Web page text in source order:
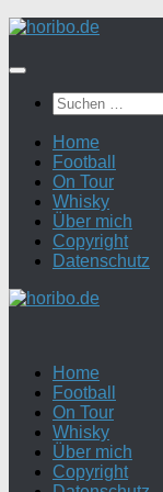
Zum
springen
Suchen
nach:
Home
Football
On Tour
Whisky
Über mich
Copyright
Datenschutz
Home
Football
On Tour
Whisky
Über mich
Copyright